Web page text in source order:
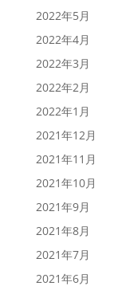
2022年5月
2022年4月
2022年3月
2022年2月
2022年1月
2021年12月
2021年11月
2021年10月
2021年9月
2021年8月
2021年7月
2021年6月